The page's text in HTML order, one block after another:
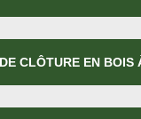
CLÔTURE EN BOIS